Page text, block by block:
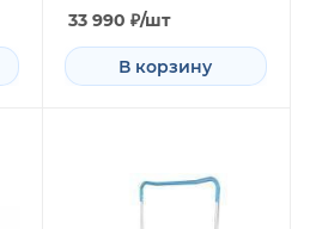
33 990 ₽/шт
В корзину